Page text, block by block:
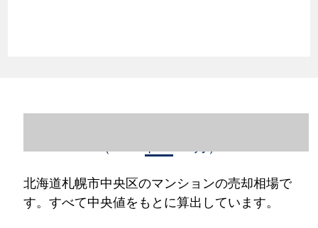
北海道札幌市中央区のマンションの売却相場で
す。すべて中央値をもとに算出しています。